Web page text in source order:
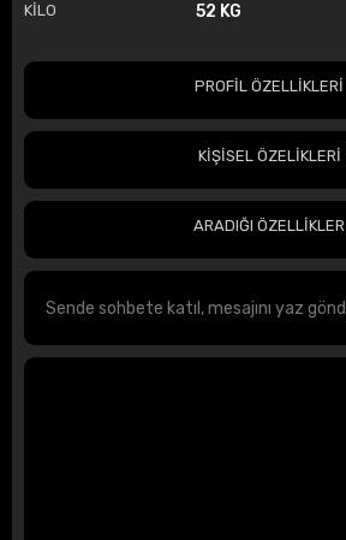
KİLO 52 KG
PROFİL ÖZELLİKLERİ
KİŞİSEL ÖZELİKLERİ
ARADIĞI ÖZELLİKLER